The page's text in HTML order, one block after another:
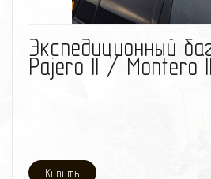
Экспедиционный
Pajero II / Montero II